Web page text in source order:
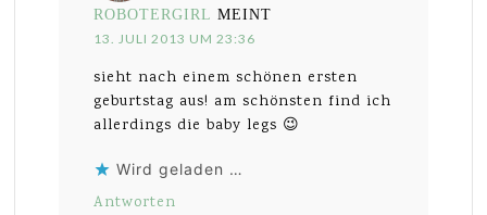
ROBOTERGIRL MEINT
13. JULI 2013 UM 23:36
sieht nach einem schönen ersten
geburtstag aus! am schönsten find ich
allerdings die baby legs 😉
Wird geladen …
Antworten